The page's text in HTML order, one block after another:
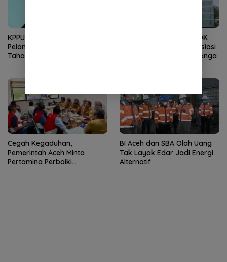
KPPU Naikkan Dugaan
Pelanggaran TikTok ke
Tahap Penyelidikan
Kembali Nahkodai APDOK
PAI, Silahuddin Tuai Apresiasi
dari LPPM UNISAI Samalanga
Cegah Kegaduhan,
Pemerintah Aceh Minta
Pertamina Perbaiki
BI Aceh dan SBA Olah Uang
Tak Layak Edar Jadi Energi
Alternatif